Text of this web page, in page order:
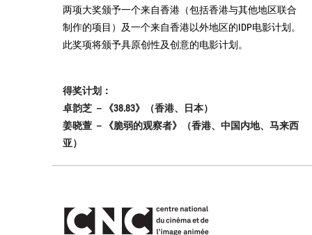
两项大奖颁予一个来自香港（包括香港与其他地区联合
制作的项目）及一个来自香港以外地区的IDP电影计划。
此奖项将颁予具原创性及创意的电影计划。
得奖计划：
卓韵芝 －《38.83》（香港、日本）
姜晓萱 －《脆弱的观察者》（香港、中国内地、马来西
亚）